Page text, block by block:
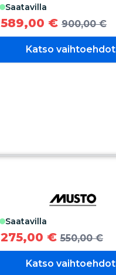
saatavilla
589,00 € 900,00 €
Katso vaihtoehdot
saatavilla
275,00 € 550,00 €
Katso vaihtoehdot